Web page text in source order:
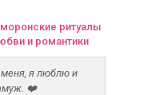
ритуалы
и романтики
я люблю и
❤️